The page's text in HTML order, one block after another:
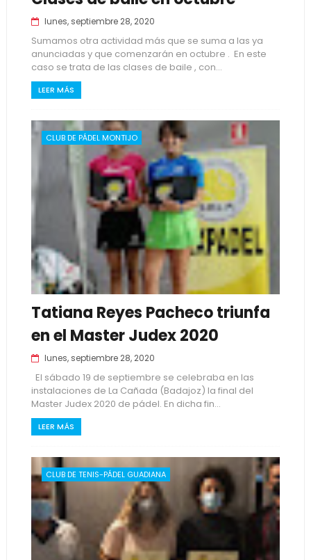
lunes, septiembre 28, 2020
Sumamos otra actividad más que se suma a las ya
anunciadas y que comenzarán en octubre . En este
caso se trata de las clases de baile , con...
LEER MÁS
CLUB DE PÁDEL MONTIJO
Tatiana Reyes Pacheco triunfa
en el Master Judex 2020
lunes, septiembre 28, 2020
El sábado 19 de septiembre se celebraba en las
instalaciones de La Cañada (Badajoz) la final del
Master Judex 2020 de pádel. En dicha fin...
LEER MÁS
CLUB DE TENIS-PÁDEL GUADIANA